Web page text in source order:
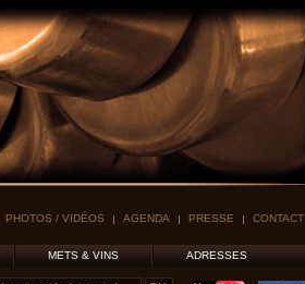
PHOTOS / VIDÉOS AGENDA PRESSE CONTACT
METS & VINS ADRESSES